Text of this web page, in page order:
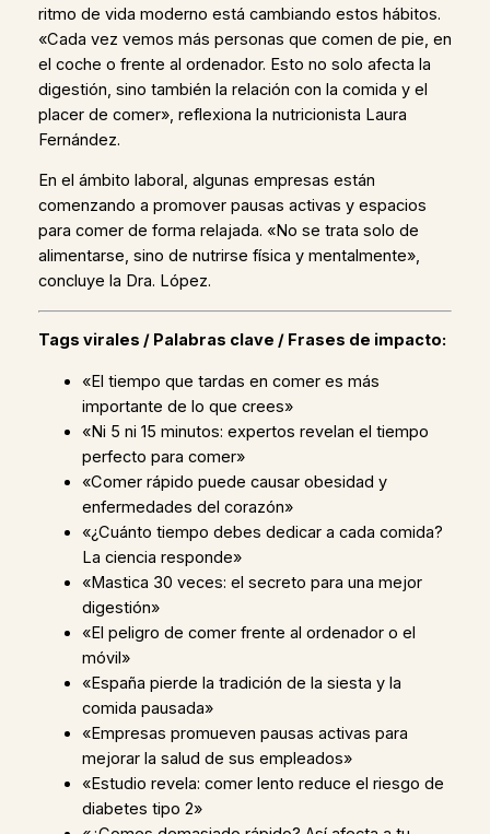
ritmo de vida moderno está cambiando estos hábitos.
«Cada vez vemos más personas que comen de pie, en
el coche o frente al ordenador. Esto no solo afecta la
digestión, sino también la relación con la comida y el
placer de comer», reflexiona la nutricionista Laura
Fernández.
En el ámbito laboral, algunas empresas están
comenzando a promover pausas activas y espacios
para comer de forma relajada. «No se trata solo de
alimentarse, sino de nutrirse física y mentalmente»,
concluye la Dra. López.
Tags virales / Palabras clave / Frases de impacto:
«El tiempo que tardas en comer es más
importante de lo que crees»
«Ni 5 ni 15 minutos: expertos revelan el tiempo
perfecto para comer»
«Comer rápido puede causar obesidad y
enfermedades del corazón»
«¿Cuánto tiempo debes dedicar a cada comida?
La ciencia responde»
«Mastica 30 veces: el secreto para una mejor
digestión»
«El peligro de comer frente al ordenador o el
móvil»
«España pierde la tradición de la siesta y la
comida pausada»
«Empresas promueven pausas activas para
mejorar la salud de sus empleados»
«Estudio revela: comer lento reduce el riesgo de
diabetes tipo 2»